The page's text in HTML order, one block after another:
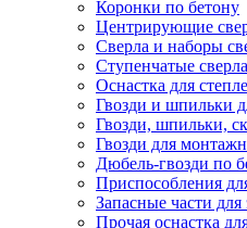
Коронки по бетону
Центрирующие
Сверла и наборы
Ступенчатые сверла
Оснастка для
Гвозди и шпильки
Гвозди, шпильки,
Гвозди для
Дюбель-гвозди по
Приспособления
Запасные части для
Прочая оснастка